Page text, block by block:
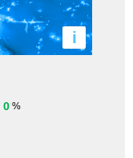
i
0 %